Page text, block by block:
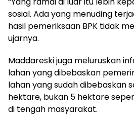
sosial. Ada yang menuding
hasil pemeriksaan BPK tidak
ujarnya.
Maddareski juga meluruskan
lahan yang dibebaskan
lahan yang sudah dibebaskan
hektare, bukan 5 hektare
di tengah masyarakat.